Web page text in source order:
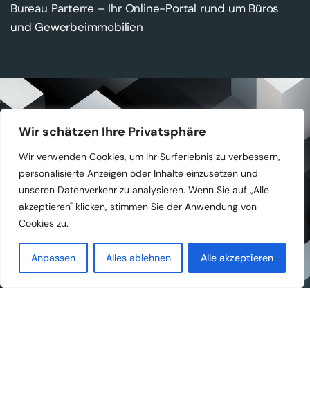
Wir schätzen Ihre Privatsphäre
Wir verwenden Cookies, um Ihr Surferlebnis zu verbessern,
personalisierte Anzeigen oder Inhalte einzusetzen und
unseren Datenverkehr zu analysieren. Wenn Sie auf „Alle
akzeptieren" klicken, stimmen Sie der Anwendung von
Cookies zu.
Anpassen Alles ablehnen Alle akzeptieren
Bureau Parterre – Ihr Online-Portal rund um Büros
und Gewerbeimmobilien
Kategorien
Büro
Business Center
Coworking
Seminarraum
Information
Über uns
FAQs
Datenschutzerklärung